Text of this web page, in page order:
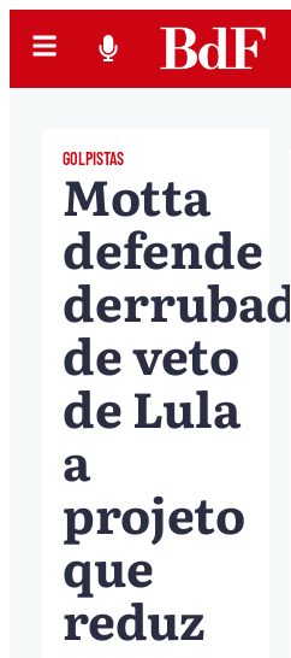
GOLPISTAS
Motta
defende
derrubada
de veto
de Lula
a
projeto
que
reduz